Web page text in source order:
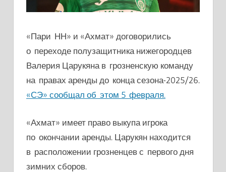
«Пари НН» и «Ахмат» договорились
о переходе полузащитника нижегородцев
Валерия Царукяна в грозненскую команду
на правах аренды до конца сезона-2025/26.
«СЭ» сообщал об этом 5 февраля.
«Ахмат» имеет право выкупа игрока
по окончании аренды. Царукян находится
в расположении грозненцев с первого дня
зимних сборов.